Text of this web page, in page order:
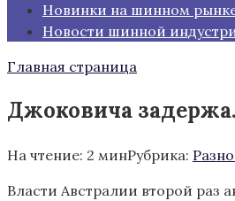
Новинки на шинном
Новости шинной
Главная страница
Джоковича
На чтение: 2 минРубрика:
Власти Австралии второй раз